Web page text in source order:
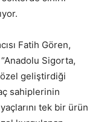
Fatih Gören,
Sigorta,
özel geliştirdiği
sahiplerinin
tek bir ürün